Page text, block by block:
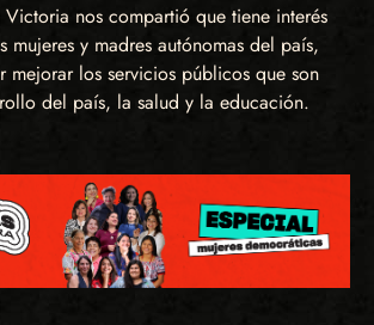
Victoria nos compartió que tiene interés
mujeres y madres autónomas del país,
mejorar los servicios públicos que son
del país, la salud y la educación.